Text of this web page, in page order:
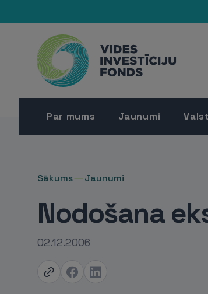
Par mums Jaunumi
Sākums Jaunumi
Nodošana
02.12.2006